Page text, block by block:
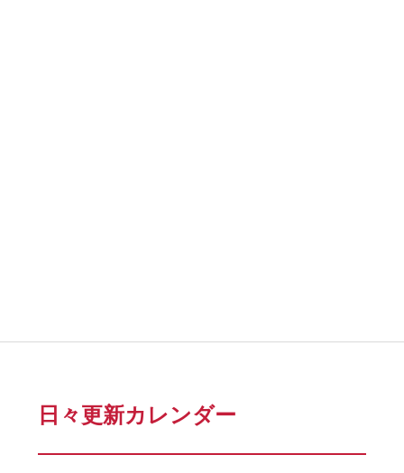
日々更新カレンダー